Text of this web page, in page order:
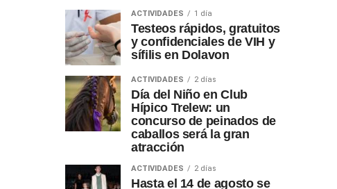
ACTIVIDADES 1 día
Testeos rápidos, gratuitos
y confidenciales de VIH y
sífilis en Dolavon
ACTIVIDADES 2 días
Día del Niño en Club
Hípico Trelew: un
concurso de peinados de
caballos será la gran
atracción
ACTIVIDADES 2 días
Hasta el 14 de agosto se